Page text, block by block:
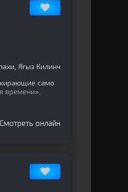
Ягыз Килинч
само
времени»,
Смотреть онлайн